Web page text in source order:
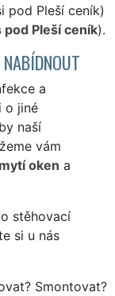
pod Pleší ceník)
pod Pleší ceník).
a
o jiné
naší
vám
mytí oken a
stěhovací
si u nás
Smontovat?